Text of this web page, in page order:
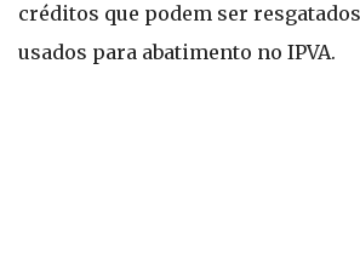
créditos que podem ser
usados para abatimento no IPVA.